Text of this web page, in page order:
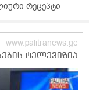
რეცეპტი